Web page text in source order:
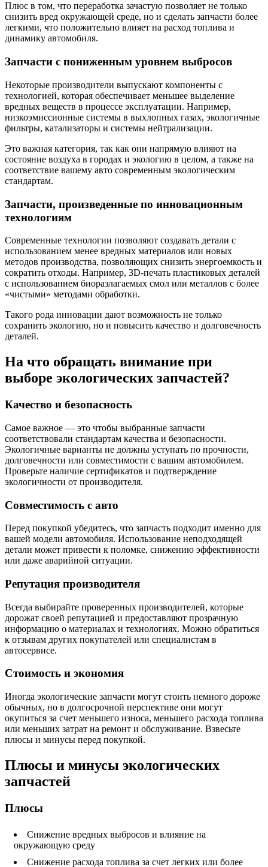
Плюс в том, что переработка зачастую позволяет не только
снизить вред окружающей среде, но и сделать запчасти более
легкими, что положительно влияет на расход топлива и
динамику автомобиля.
Запчасти с пониженным уровнем выбросов
Некоторые производители выпускают компоненты с
технологией, которая обеспечивает меньшее выделение
вредных веществ в процессе эксплуатации. Например,
низкоэмиссионные системы в выхлопных газах, экологичные
фильтры, катализаторы и системы нейтрализации.
Это важная категория, так как они напрямую влияют на
состояние воздуха в городах и экологию в целом, а также на
соответствие вашему авто современным экологическим
стандартам.
Запчасти, произведенные по инновационным
технологиям
Современные технологии позволяют создавать детали с
использованием менее вредных материалов или новых
методов производства, позволяющих снизить энергоемкость и
сократить отходы. Например, 3D-печать пластиковых деталей
с использованием биоразлагаемых смол или металлов с более
«чистыми» методами обработки.
Такого рода инновации дают возможность не только
сохранить экологию, но и повысить качество и долговечность
деталей.
На что обращать внимание при
выборе экологических запчастей?
Качество и безопасность
Самое важное — это чтобы выбранные запчасти
соответствовали стандартам качества и безопасности.
Экологичные варианты не должны уступать по прочности,
долговечности или совместимости с вашим автомобилем.
Проверьте наличие сертификатов и подтверждение
экологичности от производителя.
Совместимость с авто
Перед покупкой убедитесь, что запчасть подходит именно для
вашей модели автомобиля. Использование неподходящей
детали может привести к поломке, снижению эффективности
или даже аварийной ситуации.
Репутация производителя
Всегда выбирайте проверенных производителей, которые
дорожат своей репутацией и предоставляют прозрачную
информацию о материалах и технологиях. Можно обратиться
к отзывам других покупателей или специалистам в
автосервисе.
Стоимость и экономия
Иногда экологические запчасти могут стоить немного дороже
обычных, но в долгосрочной перспективе они могут
окупиться за счет меньшего износа, меньшего расхода топлива
или меньших затрат на ремонт и обслуживание. Взвесьте
плюсы и минусы перед покупкой.
Плюсы и минусы экологических
запчастей
Плюсы
Снижение вредных выбросов и влияние на
окружающую среду
Снижение расхода топлива за счет легких или более